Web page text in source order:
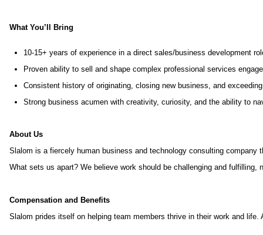
What You’ll Bring
10-15+ years of experience in a direct sales/business development
Proven ability to sell and shape complex professional services
Consistent history of originating, closing new business, and
Strong business acumen with creativity, curiosity, and the ability to
About Us
Slalom is a fiercely human business and technology consulting
What sets us apart? We believe work should be challenging and
Compensation and Benefits
Slalom prides itself on helping team members thrive in their work and